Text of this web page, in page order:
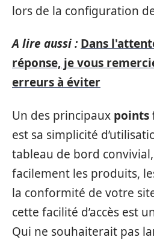
lors de la configuration
A lire aussi : Dans
réponse, je vous
erreurs à éviter
Un des principaux points
est sa simplicité
tableau de bord
facilement les produits,
la conformité de votre
cette facilité d’accès est
Qui ne souhaiterait pas